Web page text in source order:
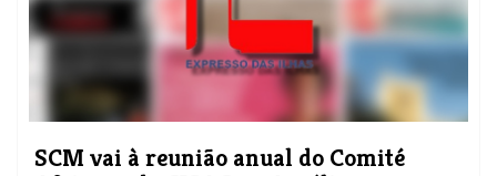
SCM vai à reunião anual do Comité